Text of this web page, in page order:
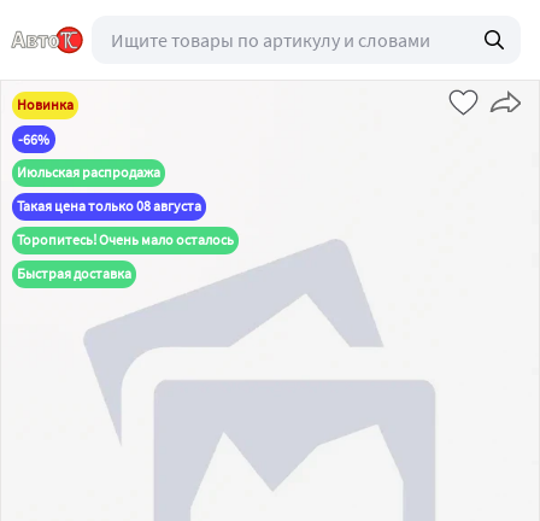
Новинка
-66%
Июльская распродажа
Такая цена только 08 августа
Торопитесь! Очень мало осталось
Быстрая доставка